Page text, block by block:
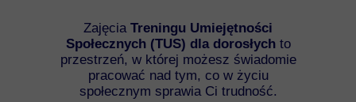
Zajęcia Treningu Umiejętności
Społecznych (TUS) dla dorosłychto
przestrzeń, w której możesz świadomie
pracować nad tym, co w życiu
społecznym sprawia Ci trudność.